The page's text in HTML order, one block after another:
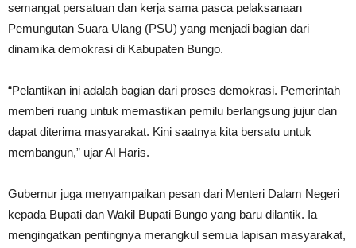
semangat persatuan dan kerja sama pasca pelaksanaan
Pemungutan Suara Ulang (PSU) yang menjadi bagian dari
dinamika demokrasi di Kabupaten Bungo.
“Pelantikan ini adalah bagian dari proses demokrasi. Pemerintah
memberi ruang untuk memastikan pemilu berlangsung jujur dan
dapat diterima masyarakat. Kini saatnya kita bersatu untuk
membangun,” ujar Al Haris.
Gubernur juga menyampaikan pesan dari Menteri Dalam Negeri
kepada Bupati dan Wakil Bupati Bungo yang baru dilantik. Ia
mengingatkan pentingnya merangkul semua lapisan masyarakat,